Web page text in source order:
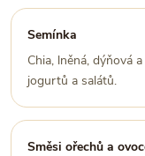
Semínka
Chia, lněná, dýňová
jogurtů a salátů.
Směsi ořechů a